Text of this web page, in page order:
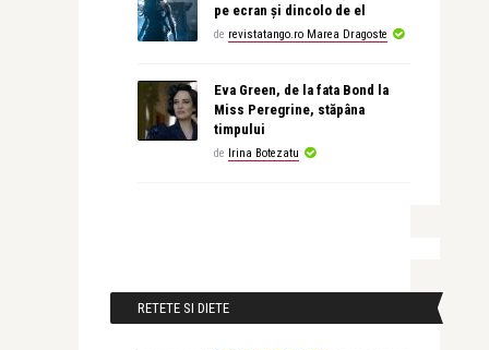
pe ecran și dincolo de el
de revistatango.ro Marea Dragoste
Eva Green, de la fata Bond la
Miss Peregrine, stăpâna
timpului
de Irina Botezatu
RETETE SI DIETE